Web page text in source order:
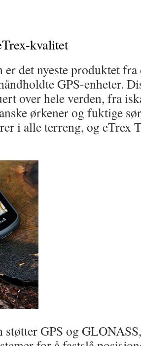
kvalitet
er det nyeste produktet
GPS-enheter.
over hele verden, fra
ørkener og fuktige
i alle terreng, og eTrex
støtter GPS og